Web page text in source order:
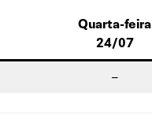
Quarta-feira
24/07
–